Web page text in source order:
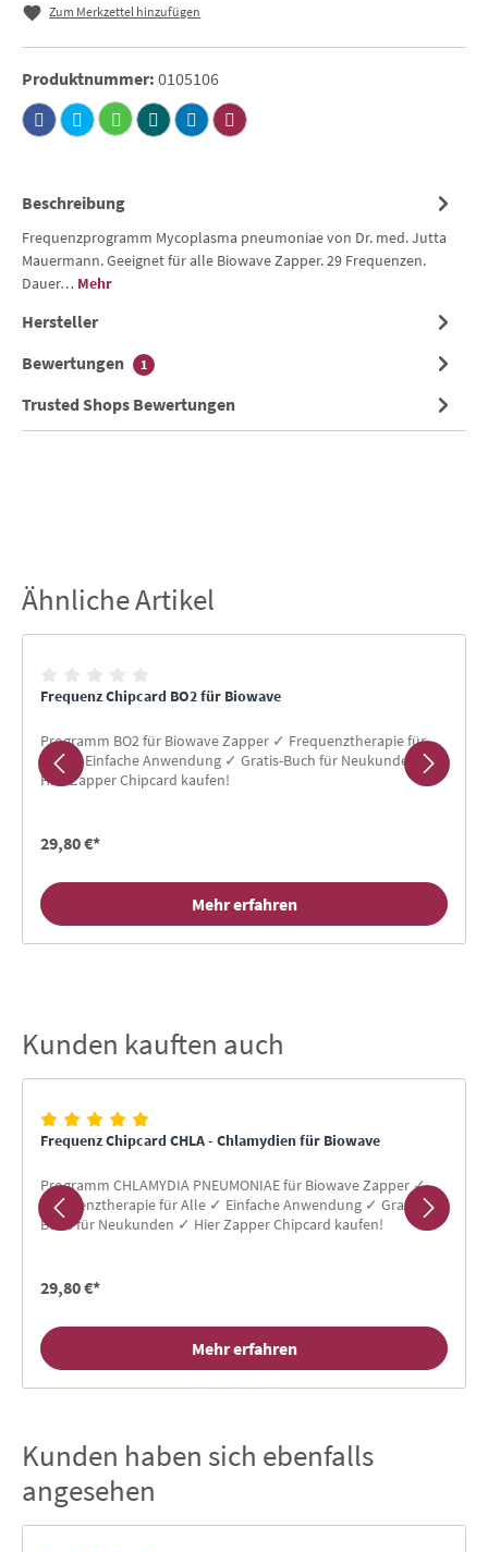
Zum Merkzettel hinzufügen
Produktnummer: 0105106
Beschreibung
Frequenzprogramm Mycoplasma pneumoniae von Dr. med. Jutta
Mauermann. Geeignet für alle Biowave Zapper. 29 Frequenzen.
Dauer… Mehr
Hersteller
Bewertungen
1
Trusted Shops Bewertungen
Produktgalerie überspringen
Ähnliche Artikel
Frequenz Chipcard BO2 für Biowave
Programm BO2 für Biowave Zapper ✓ Frequenztherapie für
Alle ✓ Einfache Anwendung ✓ Gratis-Buch für Neukunden ✓
Hier Zapper Chipcard kaufen!
29,80 €*
Mehr erfahren
Produktgalerie überspringen
Kunden kauften auch
Frequenz Chipcard CHLA - Chlamydien für Biowave
Programm CHLAMYDIA PNEUMONIAE für Biowave Zapper ✓
Frequenztherapie für Alle ✓ Einfache Anwendung ✓ Gratis-
Buch für Neukunden ✓ Hier Zapper Chipcard kaufen!
29,80 €*
Mehr erfahren
Produktgalerie überspringen
Kunden haben sich ebenfalls
angesehen